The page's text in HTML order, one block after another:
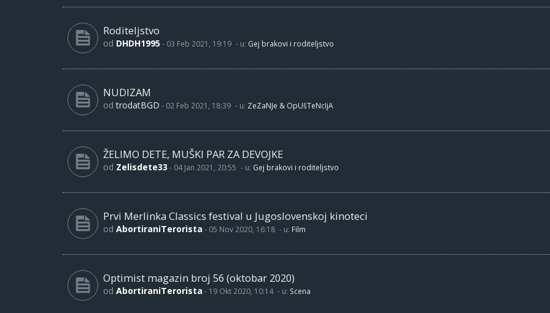
Roditeljstvo
od DHDH1995 - 03 Feb 2021, 19:19 - u: Gej brakovi i roditeljstvo
NUDIZAM
odtrodatBGD - 02 Feb 2021, 18:39 - u: ZeZaNJe & OpUšTeNcIjA
ŽELIMO DETE, MUŠKI PAR ZA DEVOJKE
od Zelisdete33 - 04 Jan 2021, 20:55 - u: Gej brakovi i roditeljstvo
Prvi Merlinka Classics festival u Jugoslovenskoj kinoteci
od AbortiraniTerorista - 05 Nov 2020, 16:18 - u: Film
Optimist magazin broj 56 (oktobar 2020)
od AbortiraniTerorista - 19 Okt 2020, 10:14 - u: Scena